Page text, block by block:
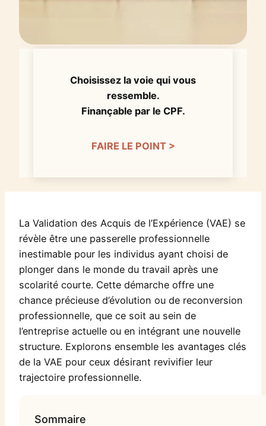
Choisissez la voie qui vous
ressemble.
Finançable par le CPF.
FAIRE LE POINT >
La Validation des Acquis de l’Expérience (VAE) se
révèle être une passerelle professionnelle
inestimable pour les individus ayant choisi de
plonger dans le monde du travail après une
scolarité courte. Cette démarche offre une
chance précieuse d’évolution ou de reconversion
professionnelle, que ce soit au sein de
l’entreprise actuelle ou en intégrant une nouvelle
structure. Explorons ensemble les avantages clés
de la VAE pour ceux désirant revivifier leur
trajectoire professionnelle.
Sommaire